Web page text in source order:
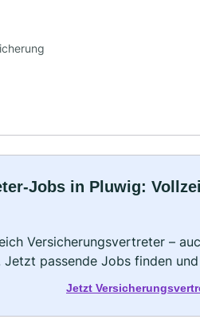
Jobs in Pluwig:
Versicherungsvertreter –
passende Jobs finden
Jetzt